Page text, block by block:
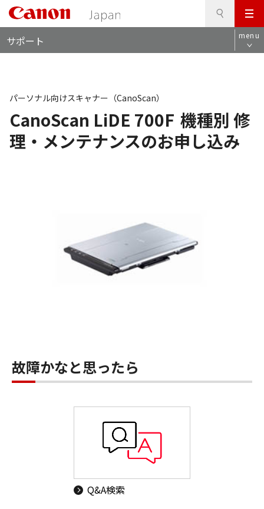
メ
ニ
ュ
サポート menu
CanoScan LiDE 700F 機種別 修
理・メンテナンスのお申し込み
パーソナル向けスキャナー（CanoScan）
故障かなと思ったら
Q&A検索